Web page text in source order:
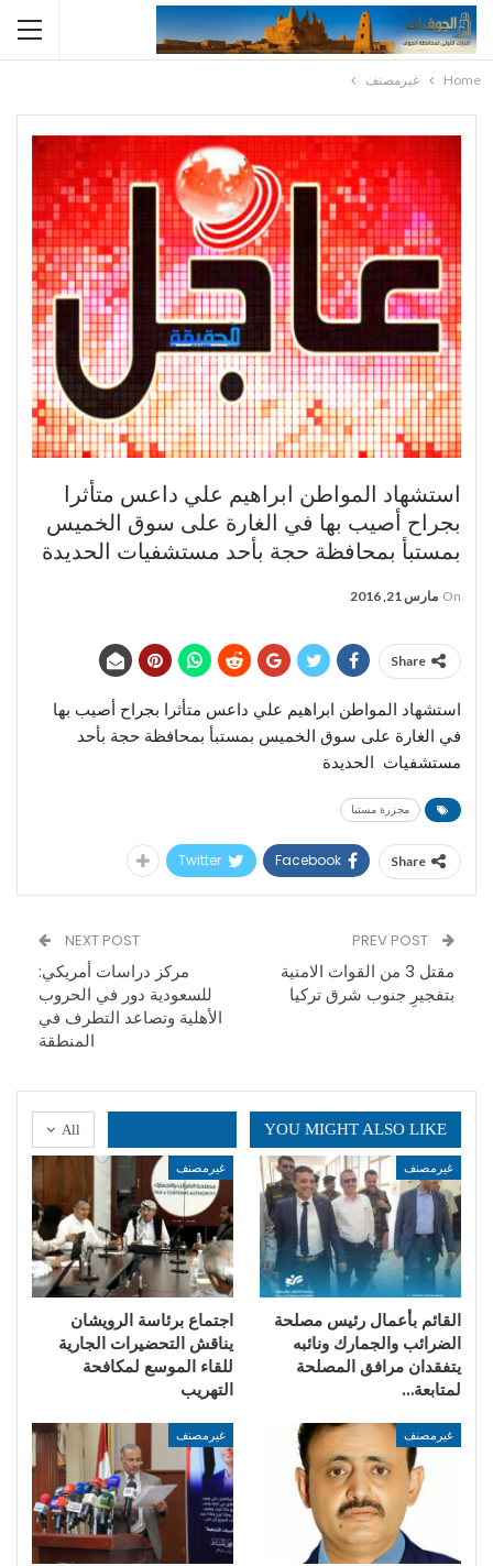
Home غيرمصنف
استشهاد المواطن ابراهيم علي داعس متأثرا
بجراح أصيب بها في الغارة على سوق الخميس
بمستبأ بمحافظة حجة بأحد مستشفيات الحديدة
On مارس 21, 2016
Share
استشهاد المواطن ابراهيم علي داعس متأثرا بجراح أصيب بها
في الغارة على سوق الخميس بمستبأ بمحافظة حجة بأحد
مستشفيات الحديدة
مجزرة مستبا
Share
Facebook
Twitter
مقتل 3 من القوات الامنية
بتفجيرِ جنوب شرق تركيا
NEXT POST
مركز دراسات أمريكي:
للسعودية دور في الحروب
الأهلية وتصاعد التطرف في
المنطقة
All YOU MIGHT ALSO LIKE
غيرمصنف
القائم بأعمال رئيس مصلحة
الضرائب والجمارك ونائبه
يتفقدان مرافق المصلحة
لمتابعة…
غيرمصنف
اجتماع برئاسة الرويشان
يناقش التحضيرات الجارية
للقاء الموسع لمكافحة
التهريب
غيرمصنف غيرمصنف